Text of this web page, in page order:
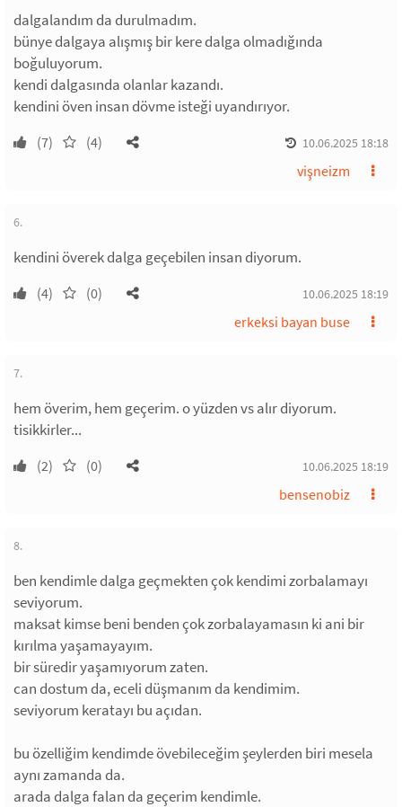
dalgalandım da durulmadım.
bünye dalgaya alışmış bir kere dalga olmadığında
boğuluyorum.
kendi dalgasında olanlar kazandı.
kendini öven insan dövme isteği uyandırıyor.
(7) (4) 10.06.2025 18:18
vişneizm
6.
kendini överek dalga geçebilen insan diyorum.
(4) (0) 10.06.2025 18:19
erkeksi bayan buse
7.
hem överim, hem geçerim. o yüzden vs alır diyorum.
tisikkirler...
(2) (0) 10.06.2025 18:19
bensenobiz
8.
ben kendimle dalga geçmekten çok kendimi zorbalamayı
seviyorum.
maksat kimse beni benden çok zorbalayamasın ki ani bir
kırılma yaşamayayım.
bir süredir yaşamıyorum zaten.
can dostum da, eceli düşmanım da kendimim.
seviyorum keratayı bu açıdan.
bu özelliğim kendimde övebileceğim şeylerden biri mesela
aynı zamanda da.
arada dalga falan da geçerim kendimle.